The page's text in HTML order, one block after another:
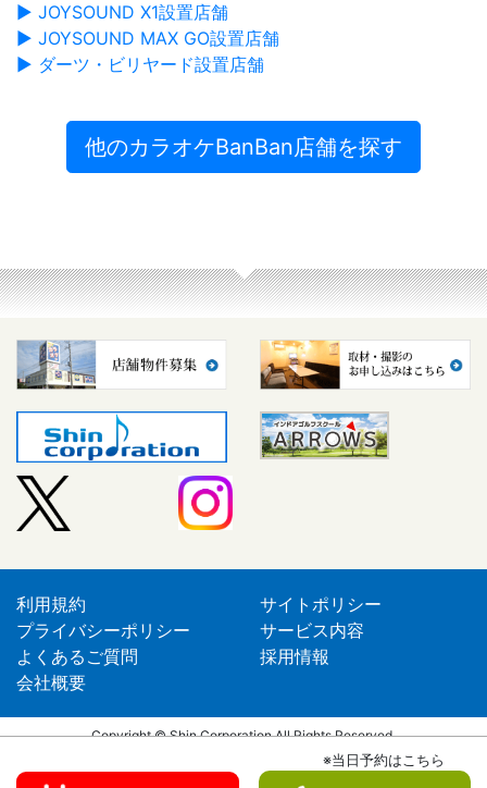
▶ JOYSOUND X1設置店舗
▶ JOYSOUND MAX GO設置店舗
▶ ダーツ・ビリヤード設置店舗
他のカラオケBanBan店舗を探す
利用規約
サイトポリシー
プライバシーポリシー
サービス内容
よくあるご質問
採用情報
会社概要
Copyright © Shin Corporation All Rights Reserved.
※当日予約はこちら